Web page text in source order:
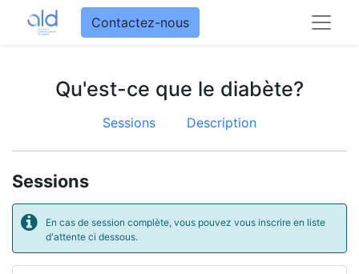
Contactez-nous
Qu'est-ce que le diabète?
Sessions Description
Sessions
En cas de session complète, vous pouvez vous inscrire en liste
d'attente ci dessous.